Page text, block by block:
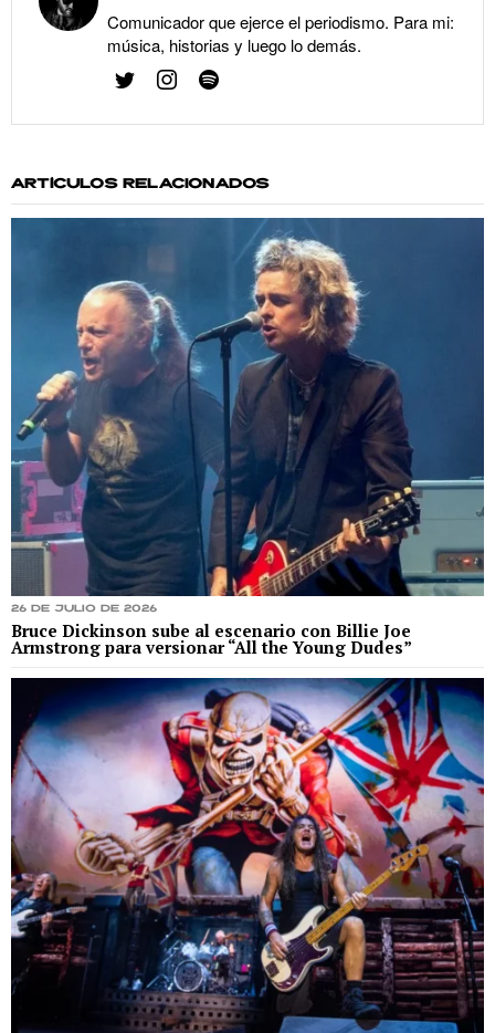
Comunicador que ejerce el periodismo. Para mi:
música, historias y luego lo demás.
ARTÍCULOS RELACIONADOS
26 de julio de 2026
Bruce Dickinson sube al escenario con Billie Joe
Armstrong para versionar “All the Young Dudes”